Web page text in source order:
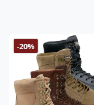
-20%